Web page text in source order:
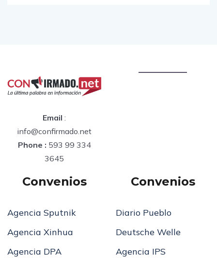
Email :
info@confirmado.net
Phone : 593 99 334
3645
Convenios
Agencia Sputnik
Agencia Xinhua
Agencia DPA
Convenios
Diario Pueblo
Deutsche Welle
Agencia IPS